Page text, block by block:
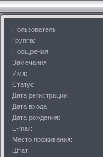
Пользователь:
Группа:
Поощрения:
Замечания:
Имя:
Статус:
Дата регистрации:
Дата входа:
Дата рождения:
E-mail:
Место проживания:
Штат: